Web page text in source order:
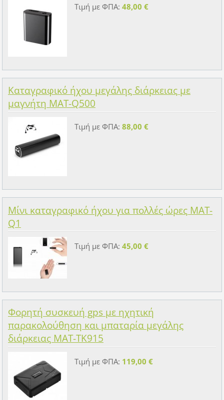
Τιμή με ΦΠΑ: 48,00 €
Καταγραφικό ήχου μεγάλης διάρκειας με
μαγνήτη MAT-Q500
Τιμή με ΦΠΑ: 88,00 €
Μίνι καταγραφικό ήχου για πολλές ώρες MAT-
Q1
Τιμή με ΦΠΑ: 45,00 €
Φορητή συσκευή gps με ηχητική
παρακολούθηση και μπαταρία μεγάλης
διάρκειας MAT-TK915
Τιμή με ΦΠΑ: 119,00 €